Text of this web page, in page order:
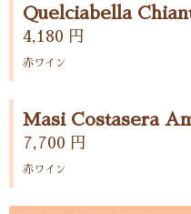
Quelciabella
4,180 円
赤ワイン
Masi Costasera
7,700 円
赤ワイン